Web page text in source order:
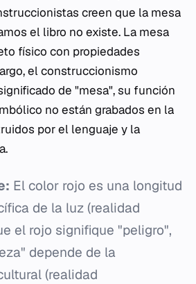
creen que la mesa
el libro no existe. La mesa
físico con propiedades
el construccionismo
de "mesa", su función
no están grabados en la
por el lenguaje y la
El color rojo es una longitud
de la luz (realidad
el rojo signifique "peligro",
depende de la
(realidad